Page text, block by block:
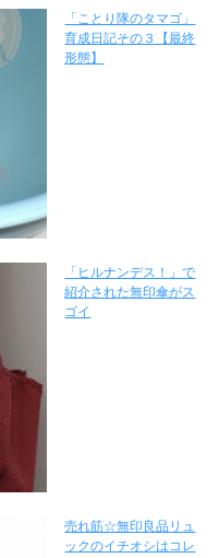
「ことり隊のタマゴ」
育成日記その３【最終
形態】
「ヒルナンデス！」で
紹介された無印傘がス
ゴイ
売れ筋☆無印良品リュ
ックのイチオシはコレ